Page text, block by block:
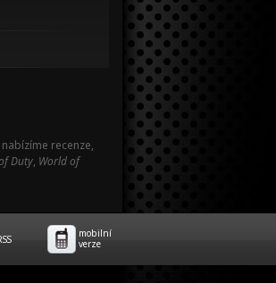
nabízíme recenze,
Duty, World of
mobilní
verze